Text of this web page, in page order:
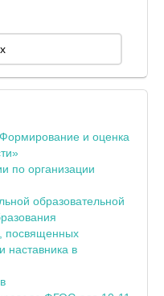
и оценка
по организации
образовательной
посвященных
наставника в